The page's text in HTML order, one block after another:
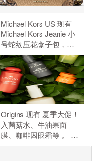
Michael Kors US 现有
Michael Kors Jeanie 小
号蛇纹压花盒子包，原
价$428，现特价
$84.99（约575.66
元）。 额外8.5折，需要
使用优惠码：
EXTRA15。
Origins 现有 夏季大促！
入菌菇水、牛油果面
膜、咖啡因眼霜等 。 订
单满$115赠5件礼，需要